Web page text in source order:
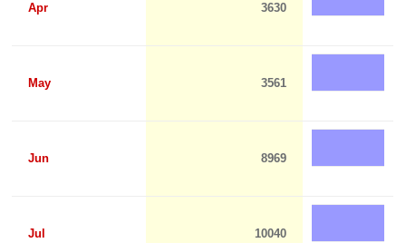
Apr 3630
May 3561
Jun 8969
Jul 10040